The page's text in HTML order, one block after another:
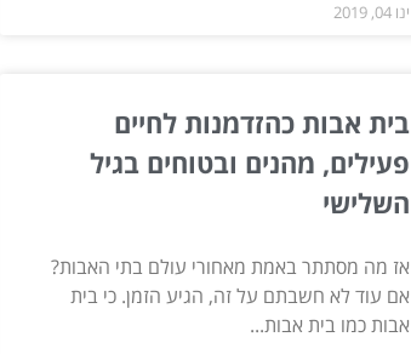
ינו 04, 2019
בית אבות כהזדמנות לחיים
פעילים, מהנים ובטוחים בגיל
השלישי
אז מה מסתתר באמת מאחורי עולם בתי האבות?
אם עוד לא חשבתם על זה, הגיע הזמן. כי בית
אבות כמו בית אבות...